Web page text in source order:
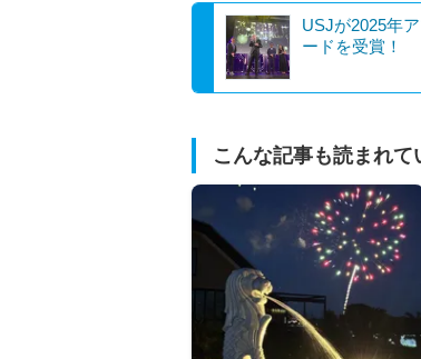
USJが2025年
ードを受賞！
こんな記事も読まれて